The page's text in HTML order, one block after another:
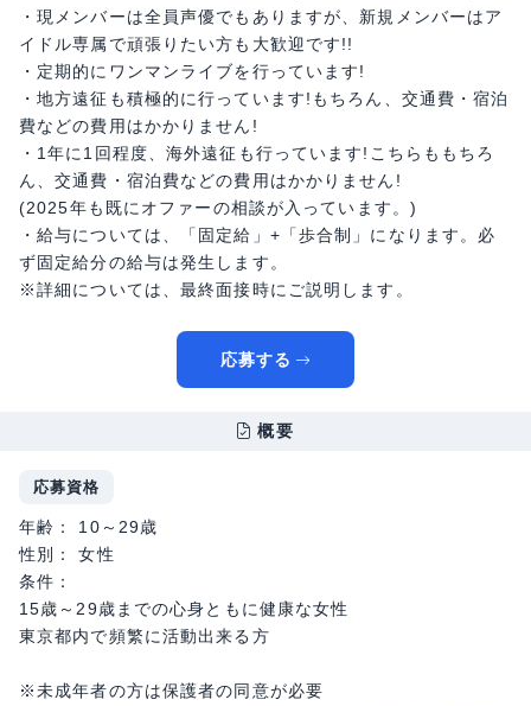
・現メンバーは全員声優でもありますが、新規メンバーはア
イドル専属で頑張りたい方も大歓迎です!!
・定期的にワンマンライブを行っています!
・地方遠征も積極的に行っています!もちろん、交通費・宿泊
費などの費用はかかりません!
・1年に1回程度、海外遠征も行っています!こちらももちろ
ん、交通費・宿泊費などの費用はかかりません!
(2025年も既にオファーの相談が入っています。)
・給与については、「固定給」+「歩合制」になります。必
ず固定給分の給与は発生します。
※詳細については、最終面接時にご説明します。
応募する
概要
応募資格
年齢： 10～29歳
性別： 女性
条件：
15歳～29歳までの心身ともに健康な女性
東京都内で頻繁に活動出来る方
※未成年者の方は保護者の同意が必要